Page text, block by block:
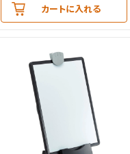
カートに入れる